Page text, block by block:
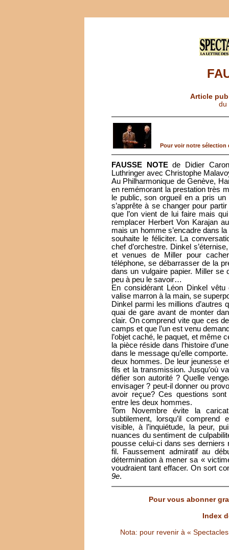
Article
du
Pour voir notre sélection
FAUSSE NOTEde Didier
Luthringer avec Christophe
Au Philharmonique de Genève,
en remémorant la prestation très
le public, son orgueil en a pris
s’apprête à se changer pour
que l’on vient de lui faire mais
remplacer Herbert Von Karajan
mais un homme s’encadre dans
souhaite le féliciter. La
chef d’orchestre. Dinkel
et venues de Miller pour
téléphone, se débarrasser de la
dans un vulgaire papier. Miller se
peu à peu le savoir…
En considérant Léon Dinkel vêtu
valise marron à la main, se
Dinkel parmi les millions d’autres
quai de gare avant de monter
clair. On comprend vite que ces
camps et que l’un est venu
l’objet caché, le paquet, et même
la pièce réside dans l’histoire
dans le message qu’elle
deux hommes. De leur jeunesse
fils et la transmission. Jusqu’où
défier son autorité ? Quelle
envisager ? peut-il donner ou
avoir reçue? Ces questions sont
entre les deux hommes.
Tom Novembre évite la
subtilement, lorsqu’il comprend
visible, à l’inquiétude, la peur,
nuances du sentiment de
pousse celui-ci dans ses derniers
fil. Faussement admiratif au
détermination à mener sa «
voudraient tant effacer. On sort
9e.
Pour vous abonner
Index
Nota: pour revenir à «